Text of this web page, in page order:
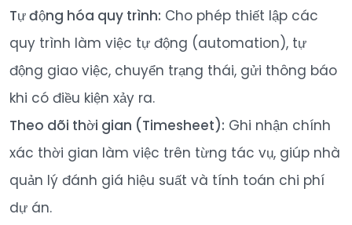
Tự động hóa quy trình: Cho phép thiết lập các
quy trình làm việc tự động (automation), tự
động giao việc, chuyển trạng thái, gửi thông báo
khi có điều kiện xảy ra.
Theo dõi thời gian (Timesheet): Ghi nhận chính
xác thời gian làm việc trên từng tác vụ, giúp nhà
quản lý đánh giá hiệu suất và tính toán chi phí
dự án.